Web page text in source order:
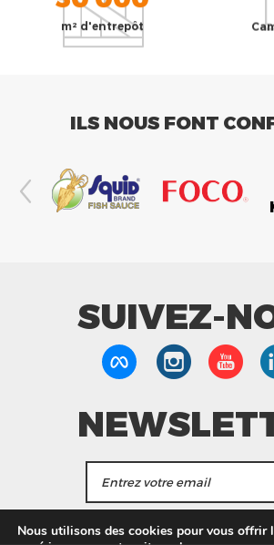
m² d'entrepôt
ILS NOUS FONT
SUIVEZ-
J'accepte de recevoir les
Nous utilisons des cookies pour vous offrir